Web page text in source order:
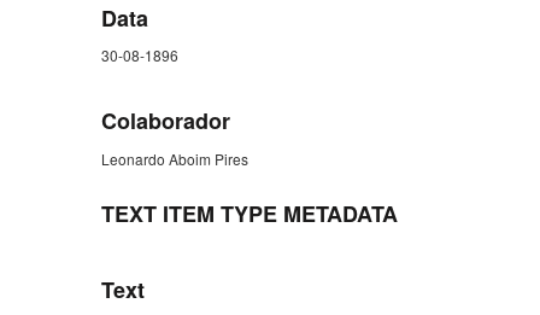
Data
30-08-1896
Colaborador
Leonardo Aboim Pires
TEXT ITEM TYPE METADATA
Text